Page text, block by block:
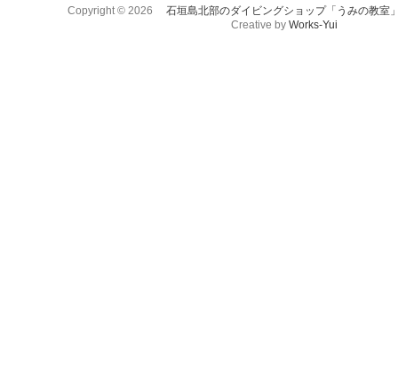
Copyright © 2026
石垣島北部のダイビングショップ「うみの教室
Creative by Works-Yui